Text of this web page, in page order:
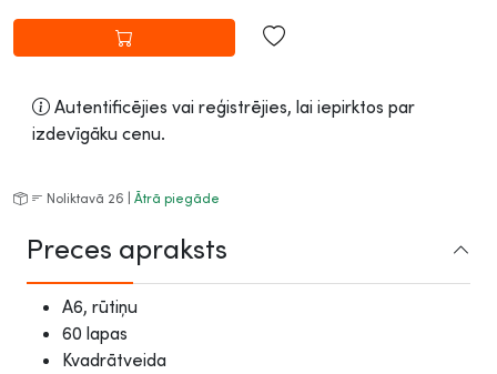
Autentificējies vai reģistrējies, lai iepirktos par
izdevīgāku cenu.
Noliktavā 26 | Ātrā piegāde
Preces apraksts
A6, rūtiņu
60 lapas
Kvadrātveida